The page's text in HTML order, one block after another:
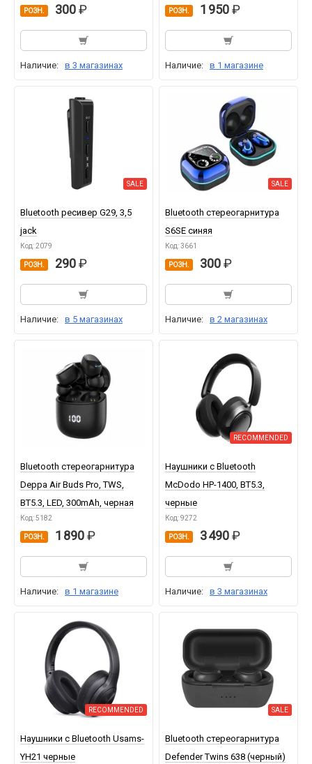
РОЗН. 300
Наличие: в 3 магазинах
РОЗН. 1 950
Наличие: в 1 магазине
SALE
Bluetooth ресивер G29, 3,5
jack
Код: 2079
РОЗН. 290
Наличие: в 5 магазинах
SALE
Bluetooth стереогарнитура
S6SE синяя
Код: 3661
РОЗН. 300
Наличие: в 2 магазинах
Bluetooth стереогарнитура
Deppa Air Buds Pro, TWS,
BT5.3, LED, 300mAh, черная
Код: 5182
РОЗН. 1 890
Наличие: в 1 магазине
RECOMMENDED
Наушники с Bluetooth
McDodo HP-1400, BT5.3,
черные
Код: 9272
РОЗН. 3 490
Наличие: в 3 магазинах
RECOMMENDED
Наушники с Bluetooth Usams-
YH21 черные
SALE
Bluetooth стереогарнитура
Defender Twins 638 (черный)